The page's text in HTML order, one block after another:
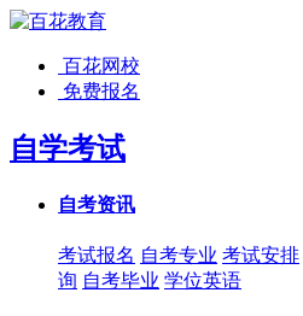
百花网校
免费报名
自学考试
自考资讯
考试报名 自考专业 考试安排
询 自考毕业 学位英语